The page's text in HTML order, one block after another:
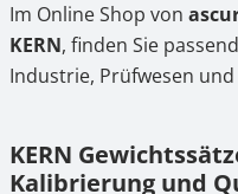
Im Online Shop von
KERN, finden Sie
Industrie, Prüfwesen
KERN
Kalibrierung und